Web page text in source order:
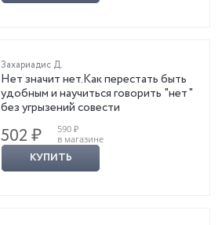
Захариадис Д.
Нет значит нет.Как перестать быть
удобным и научиться говорить "нет"
без угрызений совести
502 ₽
590 ₽
в магазине
КУПИТЬ